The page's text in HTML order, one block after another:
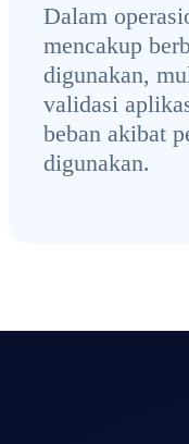
Dalam
mencakup
digunakan,
validasi
beban akibat
digunakan.